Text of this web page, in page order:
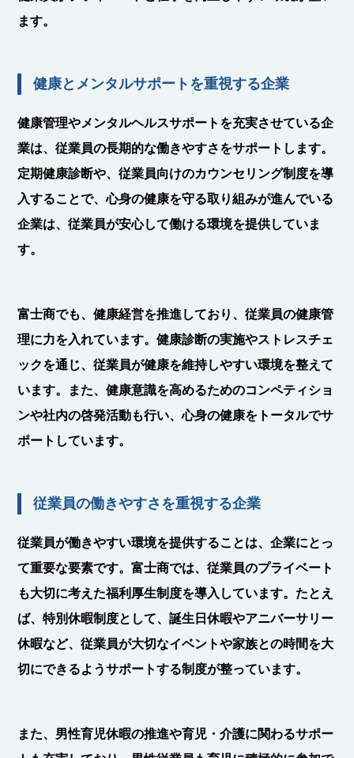
ます。
健康とメンタルサポートを重視する企業
健康管理やメンタルヘルスサポートを充実させている企
業は、従業員の長期的な働きやすさをサポートします。
定期健康診断や、従業員向けのカウンセリング制度を導
入することで、心身の健康を守る取り組みが進んでいる
企業は、従業員が安心して働ける環境を提供していま
す。
富士商でも、健康経営を推進しており、従業員の健康管
理に力を入れています。健康診断の実施やストレスチェ
ックを通じ、従業員が健康を維持しやすい環境を整えて
います。また、健康意識を高めるためのコンペティショ
ンや社内の啓発活動も行い、心身の健康をトータルでサ
ポートしています。
従業員の働きやすさを重視する企業
従業員が働きやすい環境を提供することは、企業にとっ
て重要な要素です。富士商では、従業員のプライベート
も大切に考えた福利厚生制度を導入しています。たとえ
ば、特別休暇制度として、誕生日休暇やアニバーサリー
休暇など、従業員が大切なイベントや家族との時間を大
切にできるようサポートする制度が整っています。
また、男性育児休暇の推進や育児・介護に関わるサポー